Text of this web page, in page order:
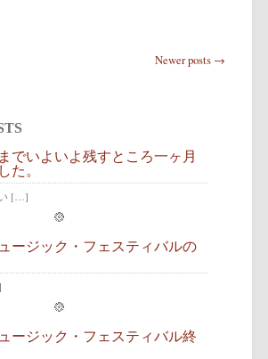
Newer posts →
でいよいよ残すところ一ヶ月
た。
[…]
ージック・フェスティバルの
ージック・フェスティバル終